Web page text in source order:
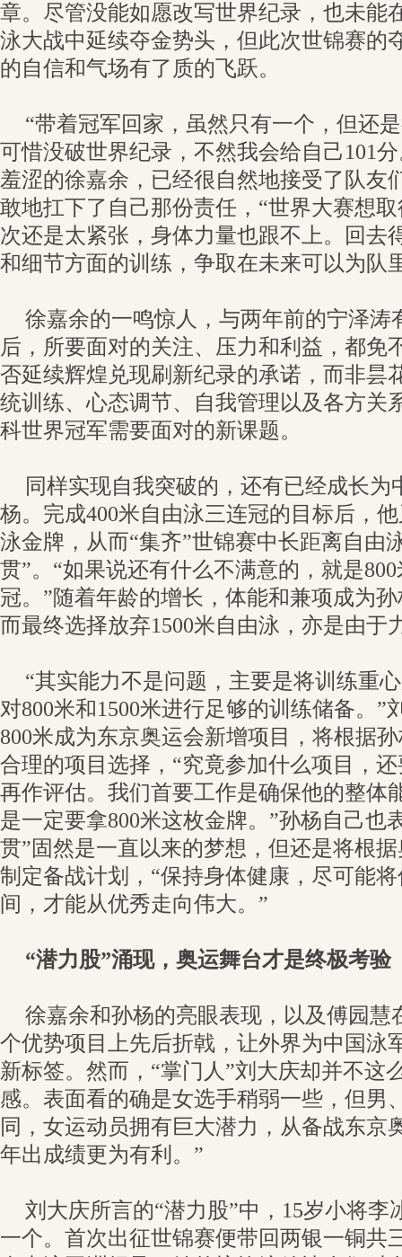
章。尽管没能如愿改写世界纪录，也未能
泳大战中延续夺金势头，但此次世锦赛的
的自信和气场有了质的飞跃。
“带着冠军回家，虽然只有一个，但还
可惜没破世界纪录，不然我会给自己101
羞涩的徐嘉余，已经很自然地接受了队友
敢地扛下了自己那份责任，“世界大赛想
次还是太紧张，身体力量也跟不上。回去
和细节方面的训练，争取在未来可以为队
徐嘉余的一鸣惊人，与两年前的宁泽涛
后，所要面对的关注、压力和利益，都免
否延续辉煌兑现刷新纪录的承诺，而非昙
统训练、心态调节、自我管理以及各方关
科世界冠军需要面对的新课题。
同样实现自我突破的，还有已经成长为
杨。完成400米自由泳三连冠的目标后，
泳金牌，从而“集齐”世锦赛中长距离自由
贯”。“如果说还有什么不满意的，就是
冠。”随着年龄的增长，体能和兼项成为
而最终选择放弃1500米自由泳，亦是由于
“其实能力不是问题，主要是将训练重
对800米和1500米进行足够的训练储备。”
800米成为东京奥运会新增项目，将根据
合理的项目选择，“究竟参加什么项目，
再作评估。我们首要工作是确保他的整体
是一定要拿800米这枚金牌。”孙杨自己也
贯”固然是一直以来的梦想，但还是将根
制定备战计划，“保持身体健康，尽可能
间，才能从优秀走向伟大。”
“潜力股”涌现，奥运舞台才是终极考验
徐嘉余和孙杨的亮眼表现，以及傅园慧
个优势项目上先后折戟，让外界为中国泳
新标签。然而，“掌门人”刘大庆却并不这
感。表面看的确是女选手稍弱一些，但男
同，女运动员拥有巨大潜力，从备战东京
年出成绩更为有利。”
刘大庆所言的“潜力股”中，15岁小将李
一个。首次出征世锦赛便带回两银一铜共